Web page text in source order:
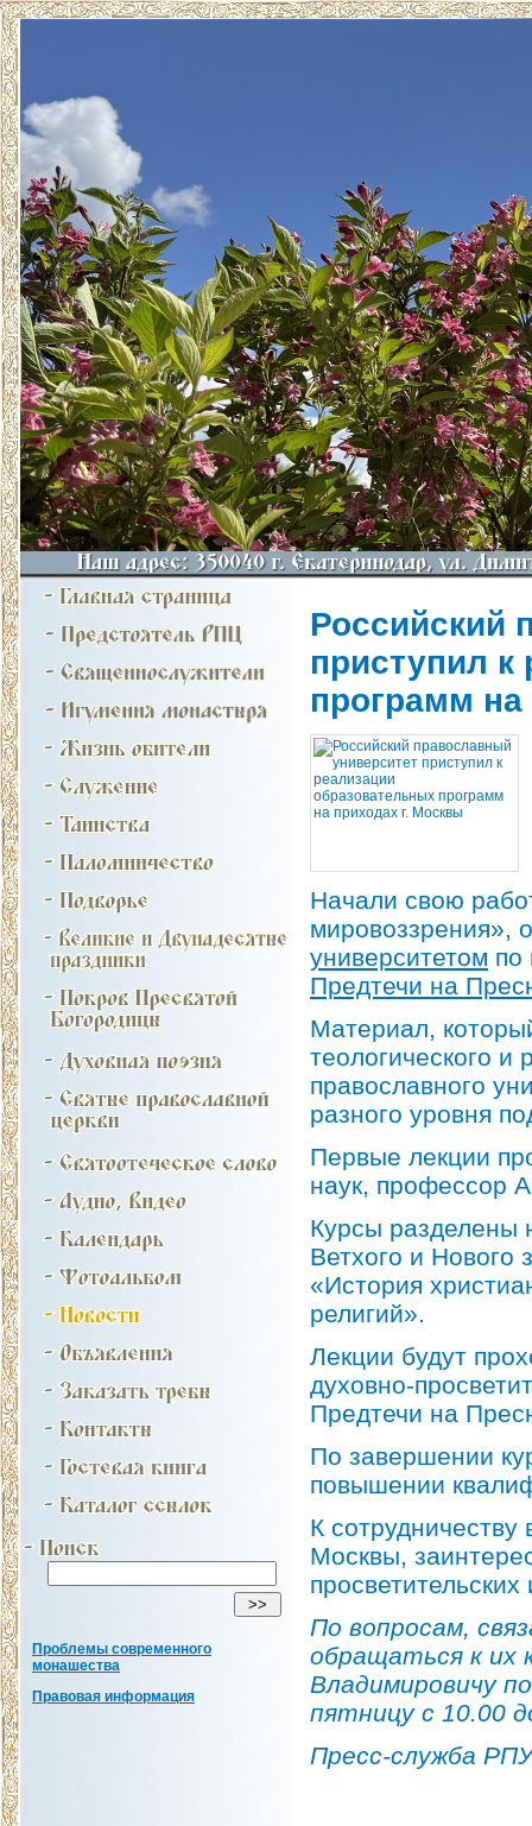
Проблемы современного
монашества
Правовая информация
Российский
приступил к
программ
Начали свою
мировоззрения»,
университетом по
Предтечи на
Материал,
теологического и
православного
разного уровня
Первые лекции
наук, профессор
Курсы разделены
Ветхого и Нового
«История
религий».
Лекции будут
духовно-
Предтечи на
По завершении
повышении
К
Москвы,
По вопросам,
обращаться к их
Владимировичу
пятницу с 10.00
Пресс-служба РПУ